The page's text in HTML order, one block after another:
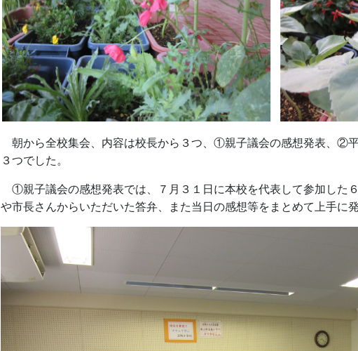
朝から全校集会、内容は校長から３つ、①親子議会の感想発表、②
３つでした。
①親子議会の感想発表では、７月３１日に本校を代表して参加した
や市長さんからいただいた答弁、また当日の感想等をまとめて上手に